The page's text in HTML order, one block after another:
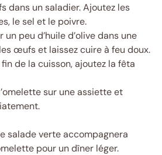
dans un saladier. Ajoutez les
le sel et le poivre.
un peu d’huile d’olive dans une
œufs et laissez cuire à feu doux.
de la cuisson, ajoutez la fêta
sur une assiette et
salade verte accompagnera
pour un dîner léger.